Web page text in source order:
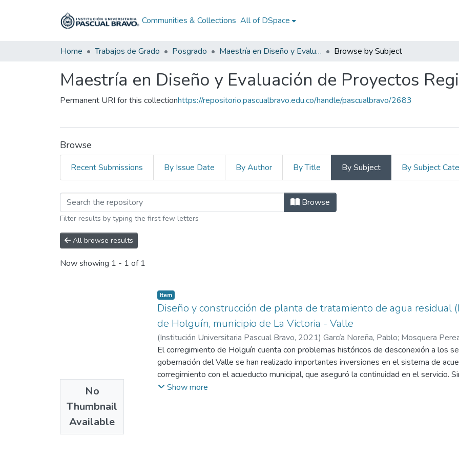
Communities & Collections All of DSpace
Home Trabajos de Grado Posgrado Maestría en Diseño y Evaluación de Proyectos Regionales Browse by Subject
Maestría en Diseño y Evaluación de Proyectos
Permanent URI for this collectionhttps://repositorio.pascualbravo.edu.co/handle/pascualbravo/2683
Browse
Recent Submissions By Issue Date By Author By Title By Subject By Subject
Browsing Maestría en Diseño y Evaluación de
Browse
Filter results by typing the first few letters
All browse results
Now showing 1 - 1 of 1
No
Thumbnail
Available
Item
Diseño y construcción de planta de tratamiento de agua residual
de Holguín, municipio de La Victoria - Valle
(Institución Universitaria Pascual Bravo, 2021) García Noreña, Pablo; Mosquera
Alejandra María; Papamija Muñoz, Dubal
El corregimiento de Holguín cuenta con problemas históricos de desconexión a los
gobernación del Valle se han realizado importantes inversiones en el sistema de
corregimiento con el acueducto municipal, que aseguró la continuidad en el servicio.
saneamiento se presentan diversos retos relacionados con la disposición de aguas
soluciones a la disposición final de las aguas residuales domésticas, esta solución
integral, que permita una interacción armónica con las dinámicas del corregimiento.
Show more